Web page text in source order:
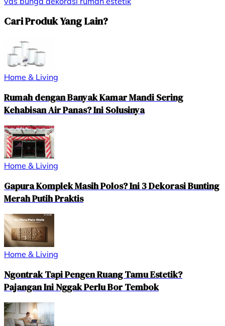
Cari Produk Yang Lain?
Home & Living
Rumah dengan Banyak Kamar Mandi Sering
Kehabisan Air Panas? Ini Solusinya
Home & Living
Gapura Komplek Masih Polos? Ini 3 Dekorasi Bunting
Merah Putih Praktis
Home & Living
Ngontrak Tapi Pengen Ruang Tamu Estetik?
Pajangan Ini Nggak Perlu Bor Tembok